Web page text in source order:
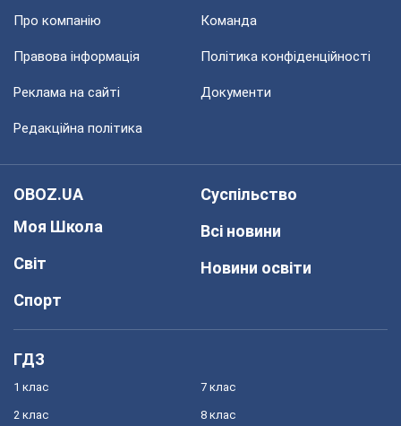
Про компанію Команда
Правова інформація Політика конфіденційності
Реклама на сайті Документи
Редакційна політика
OBOZ.UA
Моя Школа
Світ
Спорт
Суспільство
Всі новини
Новини освіти
ГДЗ
1 клас
2 клас
7 клас
8 клас